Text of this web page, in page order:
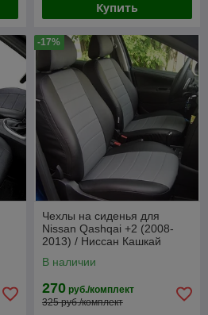
Купить
-17%
Чехлы на сиденья для
Nissan Qashqai +2 (2008-
2013) / Ниссан Кашкай
вставка)
В наличии
270 руб./комплект
325 руб./комплект